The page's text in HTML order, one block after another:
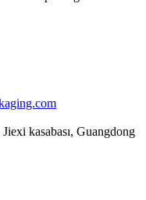
kasabası, Guangdong